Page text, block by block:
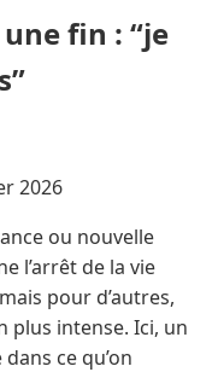
fin : “je
2026
ou nouvelle
l’arrêt de la vie
pour d’autres,
plus intense. Ici, un
ce qu’on